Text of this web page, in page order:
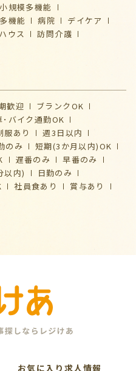
規模多機能
機能 病院
デイケア
ウス
訪問介護
歓迎
ブランクOK
･バイク通勤OK
服あり
週3日以内
のみ
短期(3か月以内)OK
遅番のみ
早番のみ
以内)
日勤のみ
社員食あり
賞与あり
お気に入り求人情報